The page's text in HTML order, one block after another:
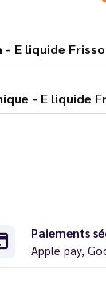
Description - E
Fiche technique
Paiements
Apple pay,